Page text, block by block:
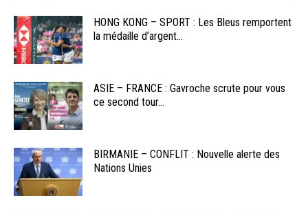
HONG KONG – SPORT : Les Bleus remportent
la médaille d’argent...
ASIE – FRANCE : Gavroche scrute pour vous
ce second tour...
BIRMANIE – CONFLIT : Nouvelle alerte des
Nations Unies